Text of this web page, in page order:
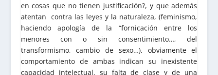
en cosas que no tienen justificación?, y que además
atentan contra las leyes y la naturaleza, (feminismo,
haciendo apología de la “fornicación entre los
menores con o sin consentimiento…, del
transformismo, cambio de sexo…), obviamente el
comportamiento de ambas indican su inexistente
capacidad intelectual, su falta de clase y de una